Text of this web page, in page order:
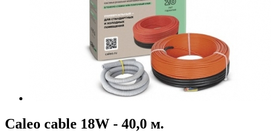
Caleo cable 18W - 40,0 м.